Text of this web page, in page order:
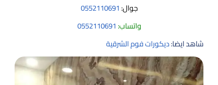
جوال: 0552110691
واتساب: 0552110691
شاهد ايضا:ديكورات فوم الشرقية